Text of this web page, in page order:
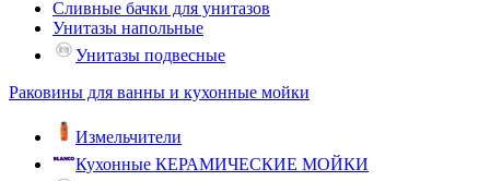
Сливные бачки для унитазов
Унитазы напольные
Унитазы подвесные
Раковины для ванны и кухонные мойки
Измельчители
Кухонные КЕРАМИЧЕСКИЕ МОЙКИ